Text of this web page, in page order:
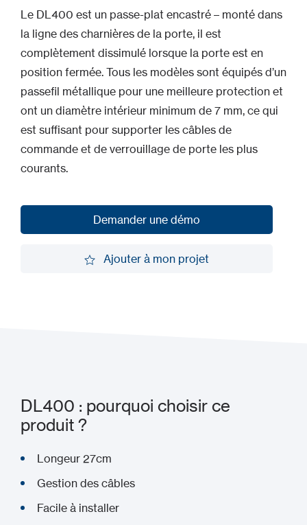
Le DL400 est un passe-plat encastré – monté dans
la ligne des charnières de la porte, il est
complètement dissimulé lorsque la porte est en
position fermée. Tous les modèles sont équipés d’un
passefil métallique pour une meilleure protection et
ont un diamètre intérieur minimum de 7 mm, ce qui
est suffisant pour supporter les câbles de
commande et de verrouillage de porte les plus
courants.
Demander une démo
Ajouter à mon projet
DL400 : pourquoi choisir ce
produit ?
Longeur 27cm
Gestion des câbles
Facile à installer